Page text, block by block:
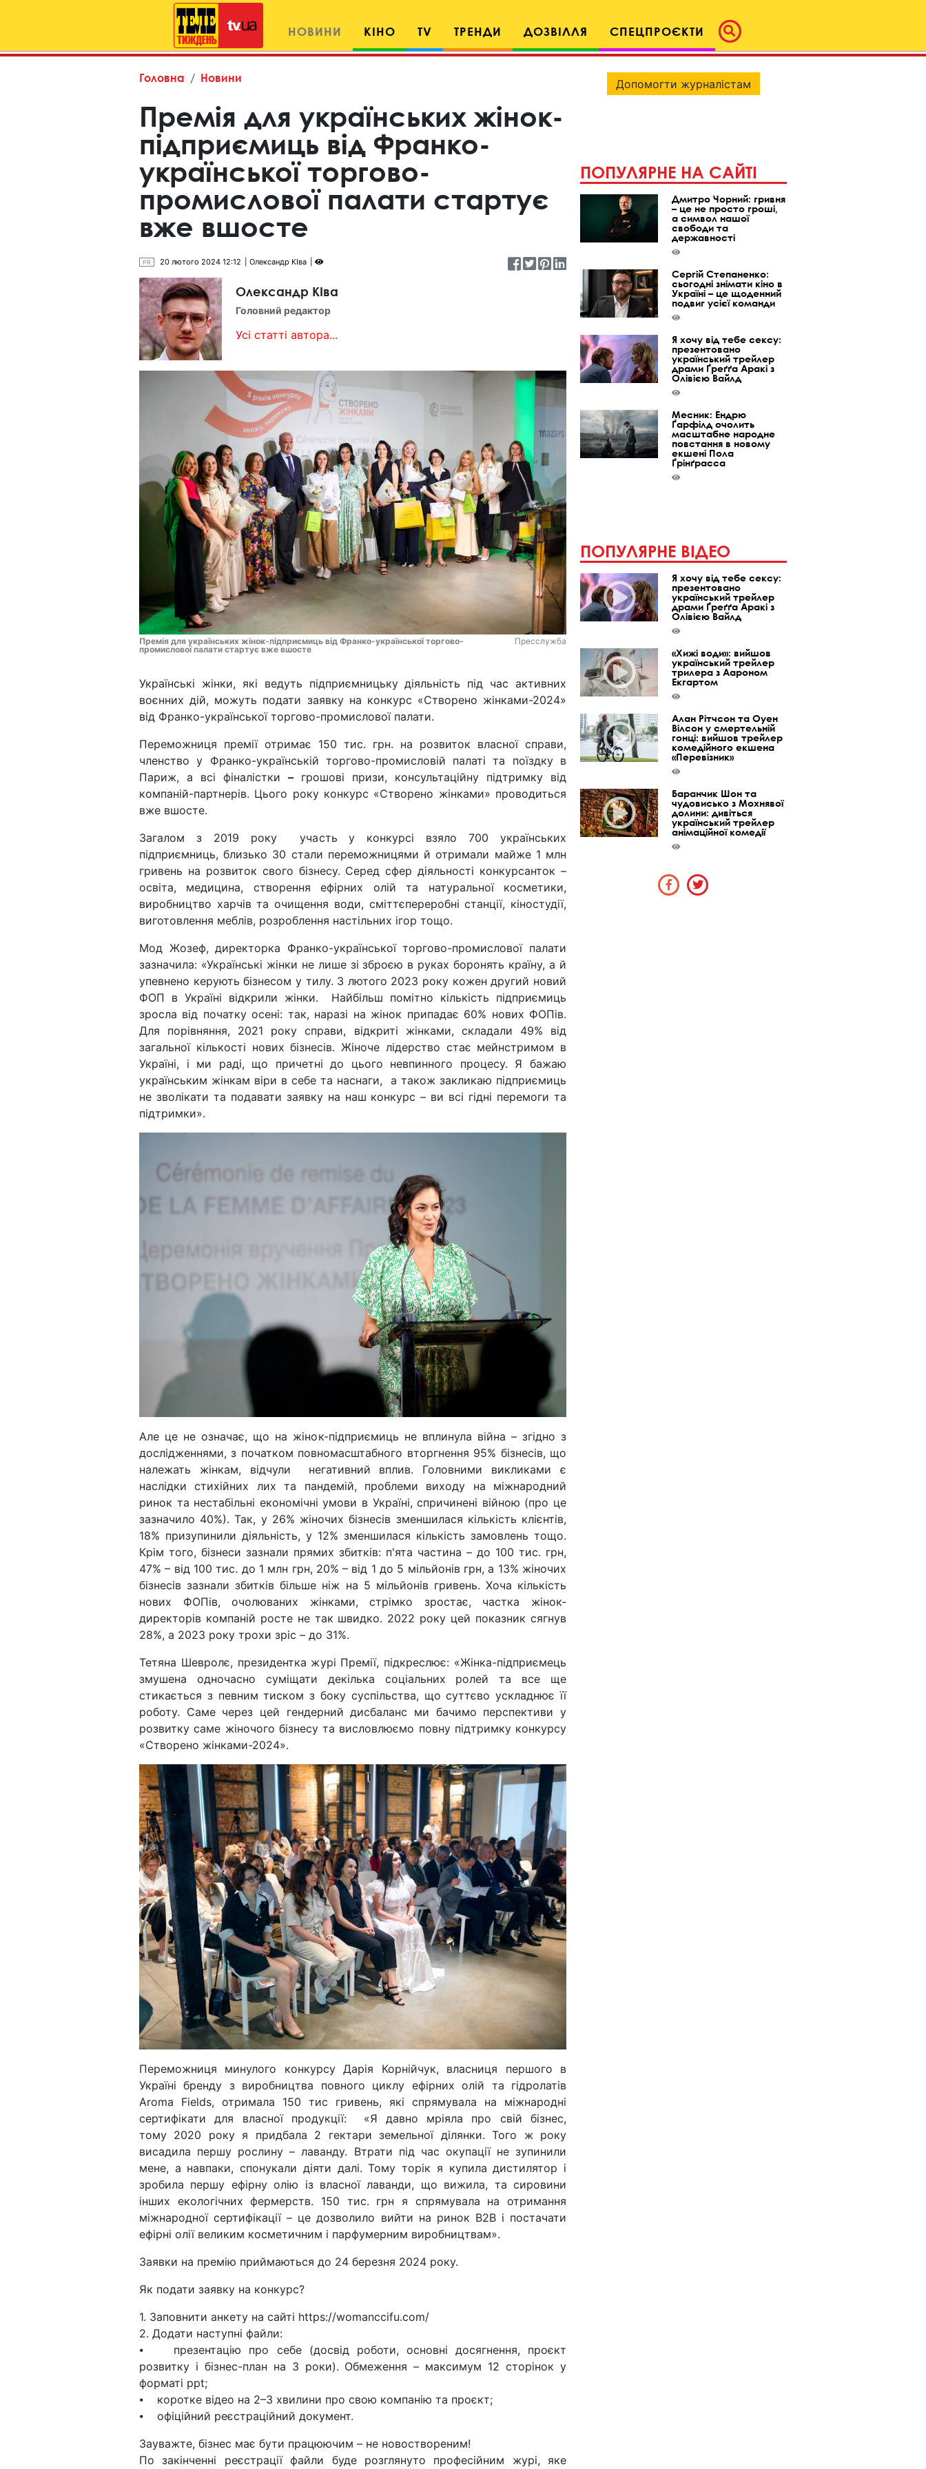
НОВИНИ КІНО TV ТРЕНДИ ДОЗВІЛЛЯ СПЕЦПРОЄКТИ
Головна Новини
Премія для українських жінок-
підприємиць від Франко-
української торгово-
промислової палати стартує
вже вшосте
PR 20 лютого 2024 12:12 Олександр КІва
Олександр КІва
Головний редактор
Усі статті автора...
Премія для українських жінок-підприємиць від Франко-української торгово-
промислової палати стартує вже вшосте
Пресслужба
Українські жінки, які ведуть підприємницьку діяльність під час активних
воєнних дій, можуть подати заявку на конкурс «Створено жінками-2024»
від Франко-української торгово-промислової палати.
Переможниця премії отримає 150 тис. грн. на розвиток власної справи,
членство у Франко-українській торгово-промисловій палаті та поїздку в
Париж, а всі фіналістки – грошові призи, консультаційну підтримку від
компаній-партнерів. Цього року конкурс «Створено жінками» проводиться
вже вшосте.
Загалом з 2019 року участь у конкурсі взяло 700 українських
підприємниць, близько 30 стали переможницями й отримали майже 1 млн
гривень на розвиток свого бізнесу. Серед сфер діяльності конкурсанток –
освіта, медицина, створення ефірних олій та натуральної косметики,
виробництво харчів та очищення води, сміттєпереробні станції, кіностудії,
виготовлення меблів, розроблення настільних ігор тощо.
Мод Жозеф, директорка Франко-української торгово-промислової палати
зазначила: «Українські жінки не лише зі зброєю в руках боронять країну, а й
упевнено керують бізнесом у тилу. З лютого 2023 року кожен другий новий
ФОП в Україні відкрили жінки. Найбільш помітно кількість підприємиць
зросла від початку осені: так, наразі на жінок припадає 60% нових ФОПів.
Для порівняння, 2021 року справи, відкриті жінками, складали 49% від
загальної кількості нових бізнесів. Жіноче лідерство стає мейнстримом в
Україні, і ми раді, що причетні до цього невпинного процесу. Я бажаю
українським жінкам віри в себе та наснаги, а також закликаю підприємиць
не зволікати та подавати заявку на наш конкурс – ви всі гідні перемоги та
підтримки».
Але це не означає, що на жінок-підприємиць не вплинула війна – згідно з
дослідженнями, з початком повномасштабного вторгнення 95% бізнесів, що
належать жінкам, відчули негативний вплив. Головними викликами є
наслідки стихійних лих та пандемій, проблеми виходу на міжнародний
ринок та нестабільні економічні умови в Україні, спричинені війною (про це
зазначило 40%). Так, у 26% жіночих бізнесів зменшилася кількість клієнтів,
18% призупинили діяльність, у 12% зменшилася кількість замовлень тощо.
Крім того, бізнеси зазнали прямих збитків: п'ята частина – до 100 тис. грн,
47% – від 100 тис. до 1 млн грн, 20% – від 1 до 5 мільйонів грн, а 13% жіночих
бізнесів зазнали збитків більше ніж на 5 мільйонів гривень. Хоча кількість
нових ФОПів, очолюваних жінками, стрімко зростає, частка жінок-
директорів компаній росте не так швидко. 2022 року цей показник сягнув
28%, а 2023 року трохи зріс – до 31%.
Тетяна Шевролє, президентка журі Премії, підкреслює: «Жінка-підприємець
змушена одночасно суміщати декілька соціальних ролей та все ще
стикається з певним тиском з боку суспільства, що суттєво ускладнює її
роботу. Саме через цей гендерний дисбаланс ми бачимо перспективи у
розвитку саме жіночого бізнесу та висловлюємо повну підтримку конкурсу
«Створено жінками-2024».
Переможниця минулого конкурсу Дарія Корнійчук, власниця першого в
Україні бренду з виробництва повного циклу ефірних олій та гідролатів
Aroma Fields, отримала 150 тис гривень, які спрямувала на міжнародні
сертифікати для власної продукції: «Я давно мріяла про свій бізнес,
тому 2020 року я придбала 2 гектари земельної ділянки. Того ж року
висадила першу рослину – лаванду. Втрати під час окупації не зупинили
мене, а навпаки, спонукали діяти далі. Тому торік я купила дистилятор і
зробила першу ефірну олію із власної лаванди, що вижила, та сировини
інших екологічних фермерств. 150 тис. грн я спрямувала на отримання
міжнародної сертифікації – це дозволило вийти на ринок B2B і постачати
ефірні олії великим косметичним і парфумерним виробництвам».
Заявки на премію приймаються до 24 березня 2024 року.
Як подати заявку на конкурс?
1. Заповнити анкету на сайті https://womanccifu.com/
2. Додати наступні файли:
⦁ презентацію про себе (досвід роботи, основні досягнення, проєкт
розвитку і бізнес-план на 3 роки). Обмеження – максимум 12 сторінок у
форматі ppt;
⦁ коротке відео на 2–3 хвилини про свою компанію та проєкт;
⦁ офіційний реєстраційний документ.
Зауважте, бізнес має бути працюючим – не новоствореним!
По закінченні реєстрації файли буде розглянуто професійним журі, яке
Допомогти журналістам
ПОПУЛЯРНЕ НА САЙТІ
Дмитро Чорний: гривня
– це не просто гроші,
а символ нашої
свободи та
державності
Сергій Степаненко:
сьогодні знімати кіно в
Україні – це щоденний
подвиг усієї команди
Я хочу від тебе сексу:
презентовано
український трейлер
драми Ґреґґа Аракі з
Олівією Вайлд
Месник: Ендрю
Ґарфілд очолить
масштабне народне
повстання в новому
екшені Пола
Ґрінґрасса
ПОПУЛЯРНЕ ВІДЕО
Я хочу від тебе сексу:
презентовано
український трейлер
драми Ґреґґа Аракі з
Олівією Вайлд
«Хижі води»: вийшов
український трейлер
трилера з Аароном
Екгартом
Алан Рітчсон та Оуен
Вілсон у смертельній
гонці: вийшов трейлер
комедійного екшена
«Перевізник»
Баранчик Шон та
чудовисько з Мохнявої
долини: дивіться
український трейлер
анімаційної комедії